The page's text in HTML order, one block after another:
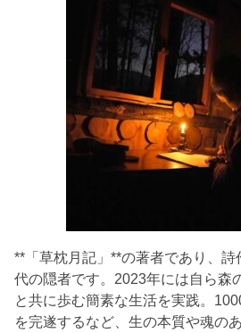
**「草枕月記」**の著者であり、詩
代の隠者です。2023年には自ら森
と共に歩む簡素な生活を実践。
を完遂するなど、生の本質や魂の